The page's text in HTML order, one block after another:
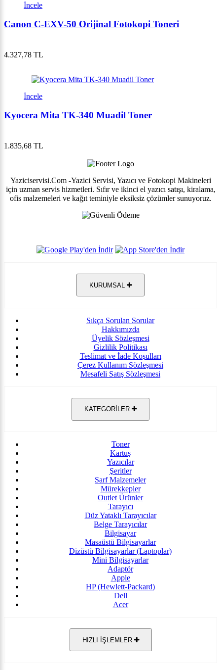
İncele
Canon C-EXV-50 Orijinal Fotokopi Toneri
4.327,78 TL
İncele
Kyocera Mita TK-340 Muadil Toner
1.835,68 TL
Yaziciservisi.Com -Yazici Servisi, Yazıcı ve Fotokopi Makineleri
için uzman servis hizmetleri. Sıfır ve ikinci el yazıcı satışı, kiralama,
ofis malzemeleri ve kağıt teminiyle eksiksiz çözümler sunuyoruz.
KURUMSAL
Sıkça Sorulan Sorular
Hakkımızda
Üyelik Sözleşmesi
Gizlilik Politikası
Teslimat ve İade Koşulları
Çerez Kullanım Sözleşmesi
Mesafeli Satış Sözleşmesi
KATEGORİLER
Toner
Kartuş
Yazıcılar
Şeritler
Sarf Malzemeler
Mürekkepler
Outlet Ürünler
Tarayıcı
Düz Yataklı Tarayıcılar
Belge Tarayıcılar
Bilgisayar
Masaüstü Bilgisayarlar
Dizüstü Bilgisayarlar (Laptoplar)
Mini Bilgisayarlar
Adaptör
Apple
HP (Hewlett-Packard)
Dell
Acer
HIZLI İŞLEMLER